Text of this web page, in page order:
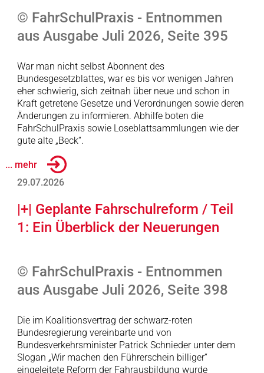
© FahrSchulPraxis - Entnommen
aus Ausgabe Juli 2026, Seite 395
War man nicht selbst Abonnent des
Bundesgesetzblattes, war es bis vor wenigen Jahren
eher schwierig, sich zeitnah über neue und schon in
Kraft getretene Gesetze und Verordnungen sowie deren
Änderungen zu informieren. Abhilfe boten die
FahrSchulPraxis sowie Loseblattsammlungen wie der
gute alte „Beck“.
... mehr
29.07.2026
|+| Geplante Fahrschulreform / Teil
1: Ein Überblick der Neuerungen
© FahrSchulPraxis - Entnommen
aus Ausgabe Juli 2026, Seite 398
Die im Koalitionsvertrag der schwarz-roten
Bundesregierung vereinbarte und von
Bundesverkehrsminister Patrick Schnieder unter dem
Slogan „Wir machen den Führerschein billiger“
eingeleitete Reform der Fahrausbildung wurde